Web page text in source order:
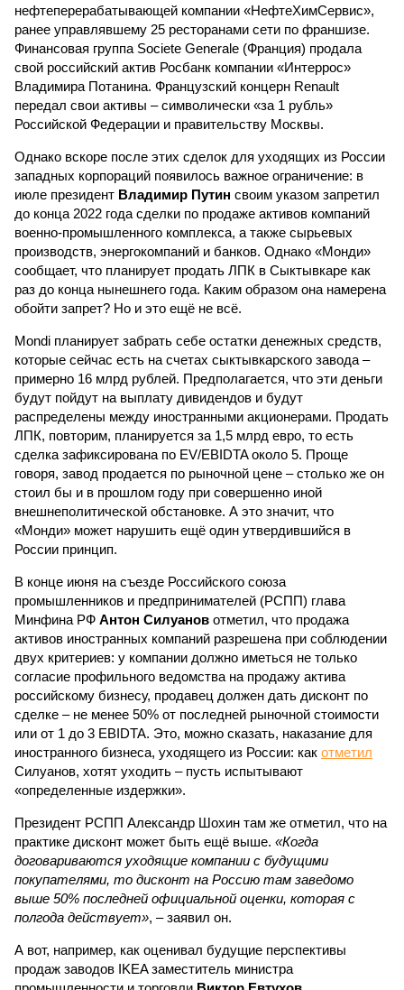
нефтеперерабатывающей компании «НефтеХимСервис»,
ранее управлявшему 25 ресторанами сети по франшизе.
Финансовая группа Societe Generale (Франция) продала
свой российский актив Росбанк компании «Интеррос»
Владимира Потанина. Французский концерн Renault
передал свои активы – символически «за 1 рубль»
Российской Федерации и правительству Москвы.
Однако вскоре после этих сделок для уходящих из России
западных корпораций появилось важное ограничение: в
июле президент Владимир Путин своим указом запретил
до конца 2022 года сделки по продаже активов компаний
военно-промышленного комплекса, а также сырьевых
производств, энергокомпаний и банков. Однако «Монди»
сообщает, что планирует продать ЛПК в Сыктывкаре как
раз до конца нынешнего года. Каким образом она намерена
обойти запрет? Но и это ещё не всё.
Mondi планирует забрать себе остатки денежных средств,
которые сейчас есть на счетах сыктывкарского завода –
примерно 16 млрд рублей. Предполагается, что эти деньги
будут пойдут на выплату дивидендов и будут
распределены между иностранными акционерами. Продать
ЛПК, повторим, планируется за 1,5 млрд евро, то есть
сделка зафиксирована по EV/EBIDTA около 5. Проще
говоря, завод продается по рыночной цене – столько же он
стоил бы и в прошлом году при совершенно иной
внешнеполитической обстановке. А это значит, что
«Монди» может нарушить ещё один утвердившийся в
России принцип.
В конце июня на съезде Российского союза
промышленников и предпринимателей (РСПП) глава
Минфина РФ Антон Силуанов отметил, что продажа
активов иностранных компаний разрешена при соблюдении
двух критериев: у компании должно иметься не только
согласие профильного ведомства на продажу актива
российскому бизнесу, продавец должен дать дисконт по
сделке – не менее 50% от последней рыночной стоимости
или от 1 до 3 EBIDTA. Это, можно сказать, наказание для
иностранного бизнеса, уходящего из России: как отметил
Силуанов, хотят уходить – пусть испытывают
«определенные издержки».
Президент РСПП Александр Шохин там же отметил, что на
практике дисконт может быть ещё выше. «Когда
договариваются уходящие компании с будущими
покупателями, то дисконт на Россию там заведомо
выше 50% последней официальной оценки, которая с
полгода действует», – заявил он.
А вот, например, как оценивал будущие перспективы
продаж заводов IKEA заместитель министра